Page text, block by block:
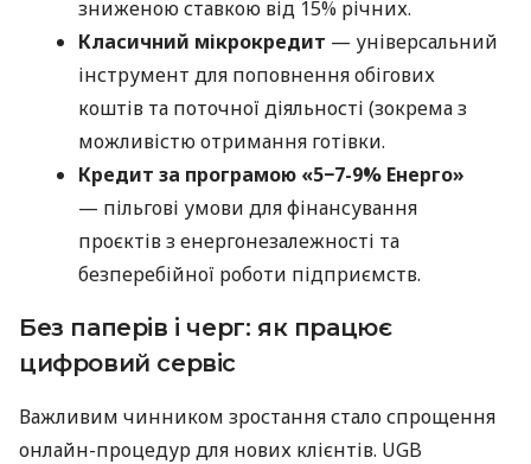
зниженою ставкою від 15% річних.
Класичний мікрокредит — універсальний
інструмент для поповнення обігових
коштів та поточної діяльності (зокрема з
можливістю отримання готівки.
Кредит за програмою «5−7-9% Енерго»
— пільгові умови для фінансування
проєктів з енергонезалежності та
безперебійної роботи підприємств.
Без паперів і черг: як працює
цифровий сервіс
Важливим чинником зростання стало спрощення
онлайн-процедур для нових клієнтів. UGB